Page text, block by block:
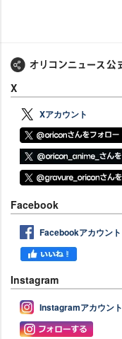
X
Xアカウント
Facebook
Facebookアカウント
Instagram
Instagramアカウント